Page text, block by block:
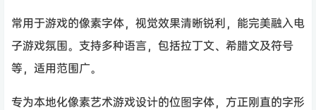
常用于游戏的像素字体，视觉效果清晰锐利，能完美融入电
子游戏氛围。支持多种语言，包括拉丁文、希腊文及符号
等，适用范围广。
专为本地化像素艺术游戏设计的位图字体，方正刚直的字形